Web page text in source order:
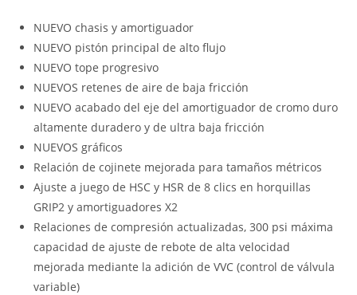
NUEVO chasis y amortiguador
NUEVO pistón principal de alto flujo
NUEVO tope progresivo
NUEVOS retenes de aire de baja fricción
NUEVO acabado del eje del amortiguador de cromo duro
altamente duradero y de ultra baja fricción
NUEVOS gráficos
Relación de cojinete mejorada para tamaños métricos
Ajuste a juego de HSC y HSR de 8 clics en horquillas
GRIP2 y amortiguadores X2
Relaciones de compresión actualizadas, 300 psi máxima
capacidad de ajuste de rebote de alta velocidad
mejorada mediante la adición de VVC (control de válvula
variable)